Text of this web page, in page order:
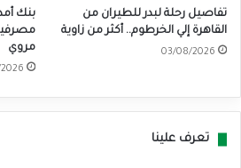
تفاصيل رحلة لبدر للطيران من
القاهرة إلي الخرطوم.. أكثر من زاوية
03/08/2026
بنك
مروي
تعرف علينا